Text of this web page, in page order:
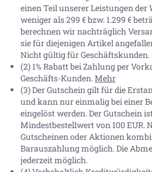
einen Teil unserer Leistungen
weniger als 299 € bzw. 1.299 €
berechnen wir nachträglich
sie für diejenigen Artikel
Nicht gültig für Geschäftskunden.
(2) 1% Rabatt bei Zahlung per
Geschäfts-Kunden.Mehr
(3) Der Gutschein gilt für die
und kann nur einmalig bei einer
eingelöst werden. Der Gutschein
Mindestbestellwert von 100 EUR.
Gutscheinen oder Aktionen
Barauszahlung möglich. Die
jederzeit möglich.